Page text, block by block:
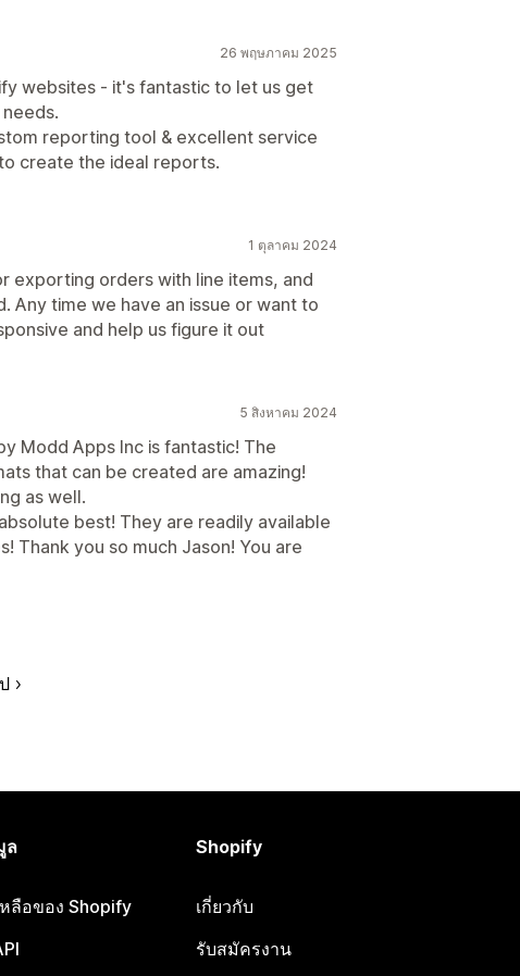
26 พฤษภาคม 2025
websites - it's fantastic to let us get
reporting tool & excellent service
create the ideal reports.
1 ตุลาคม 2024
exporting orders with line items, and
Any time we have an issue or want to
and help us figure it out
5 สิงหาคม 2024
Modd Apps Inc is fantastic! The
that can be created are amazing!
as well.
best! They are readily available
Thank you so much Jason! You are
ล
ลือของ Shopify
Shopify
เกี่ยวกับ
รับสมัครงาน